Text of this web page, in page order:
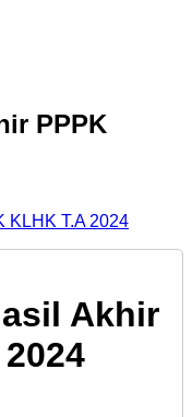
PPPK
KLHK T.A 2024
Akhir